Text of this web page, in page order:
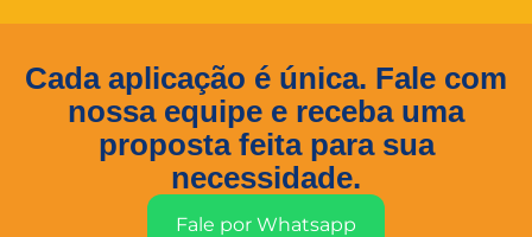
Cada aplicação é única. Fale com
nossa equipe e receba uma
proposta feita para sua
necessidade.
Fale por Whatsapp